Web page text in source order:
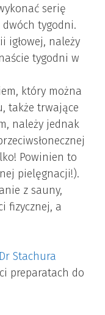
serię
dwóch tygodni.
igłowej, należy
tygodni w
który można
także trwające
należy jednak
Powinien to
pielęgnacji!).
z sauny,
fizycznej, a
Stachura
preparatach do